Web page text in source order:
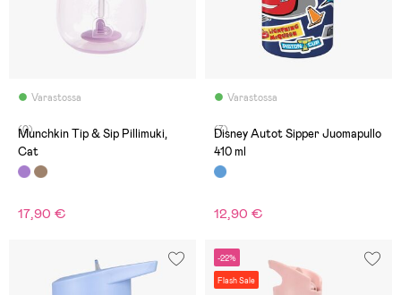
Varastossa
(0)
Munchkin Tip & Sip Pillimuki,
Cat
17,90 €
Varastossa
(7)
Disney Autot Sipper Juomapullo
410 ml
12,90 €
-22%
Flash Sale